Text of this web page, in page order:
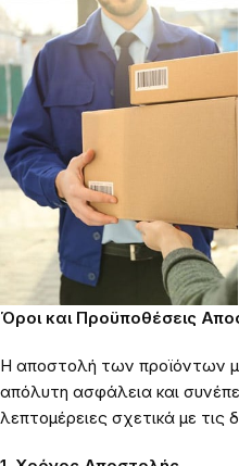
Όροι και Προϋποθέσεις
Η αποστολή των προϊόντων
απόλυτη ασφάλεια και
λεπτομέρειες σχετικά με τις